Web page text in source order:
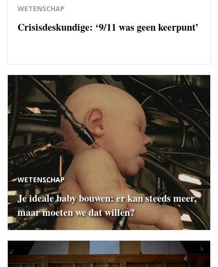
WETENSCHAP
Crisisdeskundige: ‘9/11 was geen keerpunt’
WETENSCHAP
Je ideale baby bouwen: er kan steeds meer,
maar moeten we dat willen?